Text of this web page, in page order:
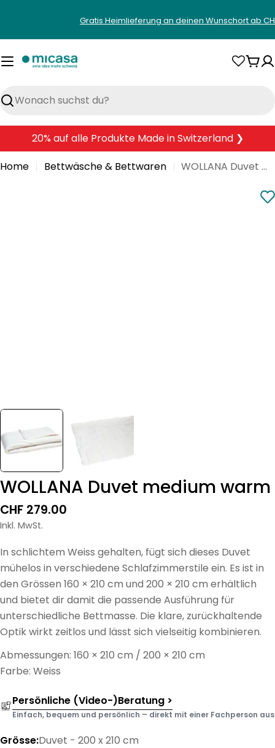
springen
Gratis Heimlieferung an deinen Wunschort ab
Suchen
20% auf alle Produkte Made in Switzerland ❯
Home
Bettwäsche & Bettwaren WOLLANA Duvet medium warm
WOLLANA Duvet medium warm
Regulärer
Preis
CHF 279.00
Inkl. MwSt.
In schlichtem Weiss gehalten, fügt sich dieses Duvet
mühelos in verschiedene Schlafzimmerstile ein. Es ist in
den Grössen 160 × 210 cm und 200 × 210 cm erhältlich
und bietet dir damit die passende Ausführung für
unterschiedliche Bettmasse. Die klare, zurückhaltende
Optik wirkt zeitlos und lässt sich vielseitig kombinieren.
Abmessungen: 160 × 210 cm / 200 × 210 cm
Farbe: Weiss
Persönliche (Video-)Beratung >
Einfach, bequem und persönlich – direkt mit einer Fachperson aus
Grösse:Duvet - 200 x 210 cm